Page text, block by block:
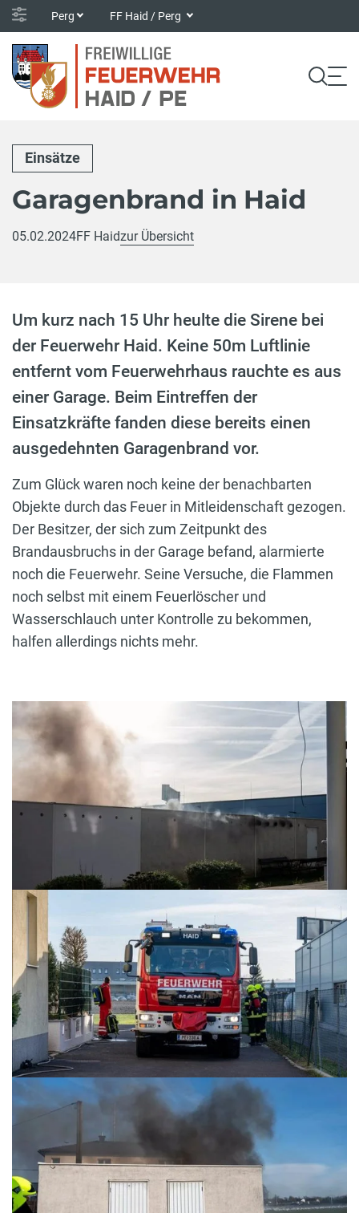
Perg FF Haid / Perg
Einsätze
Garagenbrand in Haid
05.02.2024FF Haidzur Übersicht
Um kurz nach 15 Uhr heulte die Sirene bei
der Feuerwehr Haid. Keine 50m Luftlinie
entfernt vom Feuerwehrhaus rauchte es aus
einer Garage. Beim Eintreffen der
Einsatzkräfte fanden diese bereits einen
ausgedehnten Garagenbrand vor.
Zum Glück waren noch keine der benachbarten
Objekte durch das Feuer in Mitleidenschaft gezogen.
Der Besitzer, der sich zum Zeitpunkt des
Brandausbruchs in der Garage befand, alarmierte
noch die Feuerwehr. Seine Versuche, die Flammen
noch selbst mit einem Feuerlöscher und
Wasserschlauch unter Kontrolle zu bekommen,
halfen allerdings nichts mehr.